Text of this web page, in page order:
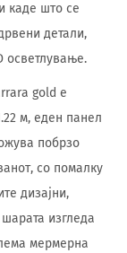
каде што се
детали,
осветлување.
gold е
м, еден панел
побрзо
со помалку
дизајни,
изгледа
мермерна